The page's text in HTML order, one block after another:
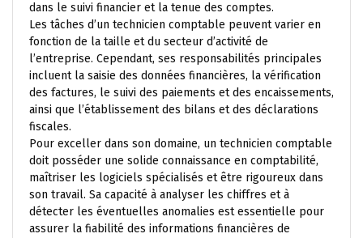
dans le suivi financier et la tenue des comptes.
Les tâches d’un technicien comptable peuvent varier en
fonction de la taille et du secteur d’activité de
l’entreprise. Cependant, ses responsabilités principales
incluent la saisie des données financières, la vérification
des factures, le suivi des paiements et des encaissements,
ainsi que l’établissement des bilans et des déclarations
fiscales.
Pour exceller dans son domaine, un technicien comptable
doit posséder une solide connaissance en comptabilité,
maîtriser les logiciels spécialisés et être rigoureux dans
son travail. Sa capacité à analyser les chiffres et à
détecter les éventuelles anomalies est essentielle pour
assurer la fiabilité des informations financières de